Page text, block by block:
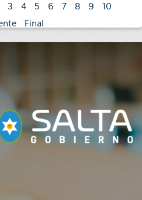
3 4 5 6 7 8 9
10
Final